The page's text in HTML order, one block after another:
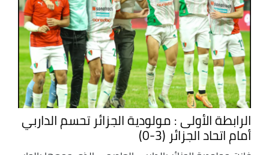
الرابطة الأولى : مولودية الجزائر تحسم الداربي
أمام اتحاد الجزائر (3-0)